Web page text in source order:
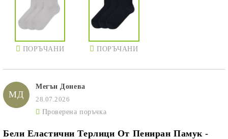
ПОРЪЧАНИ ПОРЪЧАНИ
МД
Мегън Донева
28.07.2026
Проверена поръчка
Бели Еластични Терлици От Пениран Памук -